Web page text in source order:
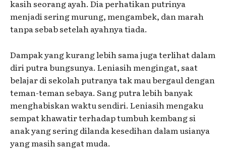
kasih seorang ayah. Dia perhatikan putrinya
menjadi sering murung, mengambek, dan marah
tanpa sebab setelah ayahnya tiada.
Dampak yang kurang lebih sama juga terlihat dalam
diri putra bungsunya. Leniasih mengingat, saat
belajar di sekolah putranya tak mau bergaul dengan
teman-teman sebaya. Sang putra lebih banyak
menghabiskan waktu sendiri. Leniasih mengaku
sempat khawatir terhadap tumbuh kembang si
anak yang sering dilanda kesedihan dalam usianya
yang masih sangat muda.